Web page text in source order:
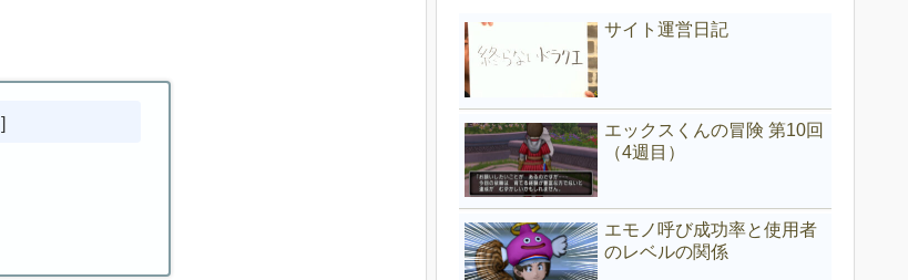
サイト運営日記
エックスくんの冒険 第10回
（4週目）
エモノ呼び成功率と使用者
のレベルの関係